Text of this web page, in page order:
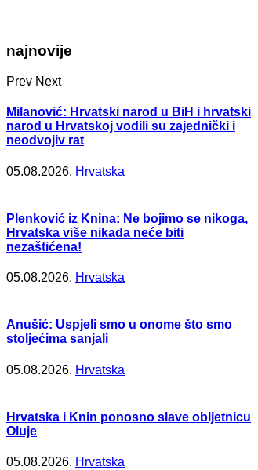
najnovije
Prev Next
Milanović: Hrvatski narod u BiH i hrvatski
narod u Hrvatskoj vodili su zajednički i
neodvojiv rat
05.08.2026. Hrvatska
Plenković iz Knina: Ne bojimo se nikoga,
Hrvatska više nikada neće biti
nezaštićena!
05.08.2026. Hrvatska
Anušić: Uspjeli smo u onome što smo
stoljećima sanjali
05.08.2026. Hrvatska
Hrvatska i Knin ponosno slave obljetnicu
Oluje
05.08.2026. Hrvatska